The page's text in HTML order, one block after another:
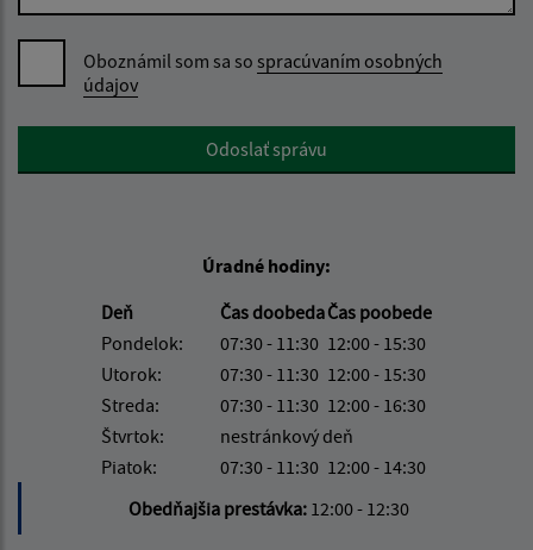
Oboznámil som sa so spracúvaním osobných
údajov
Google reCaptcha ResponseOdoslať správu
Úradné hodiny:
Deň
Čas doobedaČas poobede
Pondelok:
07:30 - 11:30 12:00 - 15:30
Utorok:
07:30 - 11:30 12:00 - 15:30
Streda:
07:30 - 11:30 12:00 - 16:30
Štvrtok:
nestránkový deň
Piatok:
07:30 - 11:30 12:00 - 14:30
Obedňajšia prestávka: 12:00 - 12:30